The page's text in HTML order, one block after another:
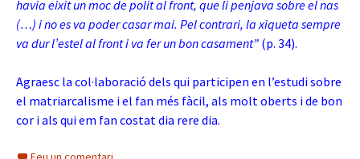
havia eixit un moc de polit al front, que li penjava sobre el nas
(…) i no es va poder casar mai. Pel contrari, la xiqueta sempre
va dur l’estel al front i va fer un bon casament” (p. 34).
Agraesc la col·laboració dels qui participen en l’estudi sobre
el matriarcalisme i el fan més fàcil, als molt oberts i de bon
cor i als qui em fan costat dia rere dia.